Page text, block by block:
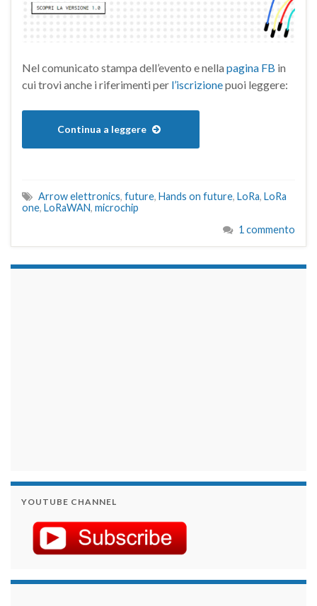
Nel comunicato stampa dell’evento e nella pagina FB in
cui trovi anche i riferimenti per l’iscrizionepuoi leggere:
Continua a leggere
Arrow elettronics, future, Hands on future, LoRa, LoRa
one, LoRaWAN, microchip
1 commento
YOUTUBE CHANNEL